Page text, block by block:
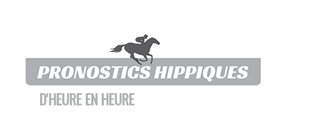
D'HEURE EN HEURE